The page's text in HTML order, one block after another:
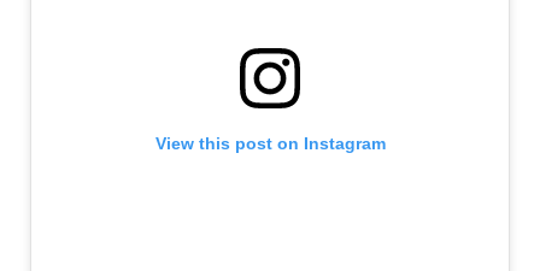
View this post on Instagram